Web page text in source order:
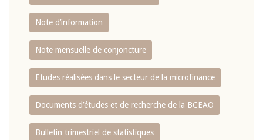
Note d’information
Note mensuelle de conjoncture
Etudes réalisées dans le secteur de la microfinance
Documents d’études et de recherche de la BCEAO
Bulletin trimestriel de statistiques